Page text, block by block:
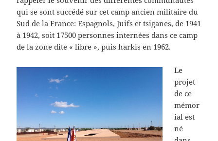
qui se sont succédé sur cet camp ancien militaire du
Sud de la France: Espagnols, Juifs et tsiganes, de 1941
à 1942, soit 17500 personnes internées dans ce camp
de la zone dite « libre », puis harkis en 1962.
Le
projet
de ce
mémor
ial est
né